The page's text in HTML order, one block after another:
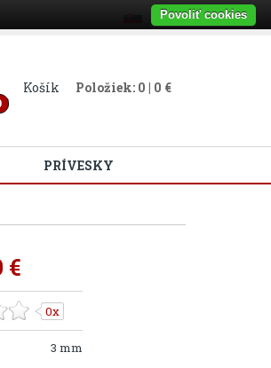
Košík Položiek: 0 | 0 €
PRÍVESKY
€
0x
3 mm
Povoliť cookies